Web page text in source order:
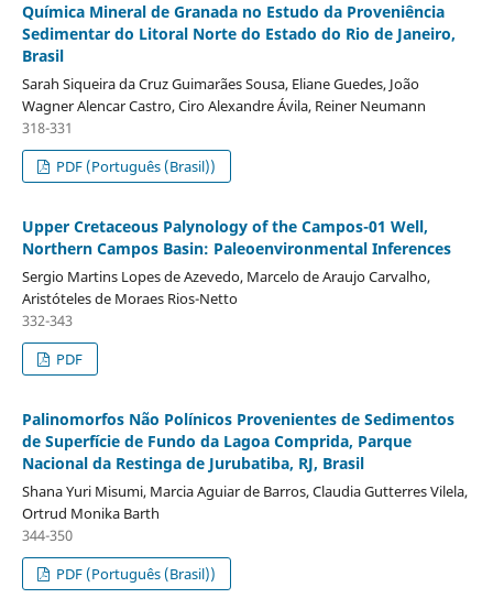
Química Mineral de Granada no Estudo da Proveniência
Sedimentar do Litoral Norte do Estado do Rio de Janeiro,
Brasil
Sarah Siqueira da Cruz Guimarães Sousa, Eliane Guedes, João
Wagner Alencar Castro, Ciro Alexandre Ávila, Reiner Neumann
318-331
PDF (Português (Brasil))
Upper Cretaceous Palynology of the Campos-01 Well,
Northern Campos Basin: Paleoenvironmental Inferences
Sergio Martins Lopes de Azevedo, Marcelo de Araujo Carvalho,
Aristóteles de Moraes Rios-Netto
332-343
PDF
Palinomorfos Não Polínicos Provenientes de Sedimentos
de Superfície de Fundo da Lagoa Comprida, Parque
Nacional da Restinga de Jurubatiba, RJ, Brasil
Shana Yuri Misumi, Marcia Aguiar de Barros, Claudia Gutterres Vilela,
Ortrud Monika Barth
344-350
PDF (Português (Brasil))